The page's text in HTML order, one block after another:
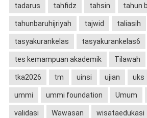
tadarus tahfidz tahsin tahun
tahunbaruhijriyah tajwid taliasih
tasyakurankelas tasyakurankelas6
tes kemampuan akademik Tilawah
tka2026 tm uinsi ujian uks
ummi ummi foundation Umum
validasi Wawasan wisataedukasi